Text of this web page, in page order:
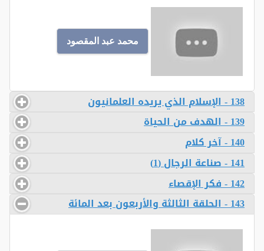
محمد عبد المقصود
138 - الإسلام الذي يريده العلمانيون
139 - الهدف من الحياة
140 - آخر كلام
141 - صناعة الرجال (1)
142 - فكر الإقصاء
143 - الحلقة الثالثة والأربعون بعد المائة